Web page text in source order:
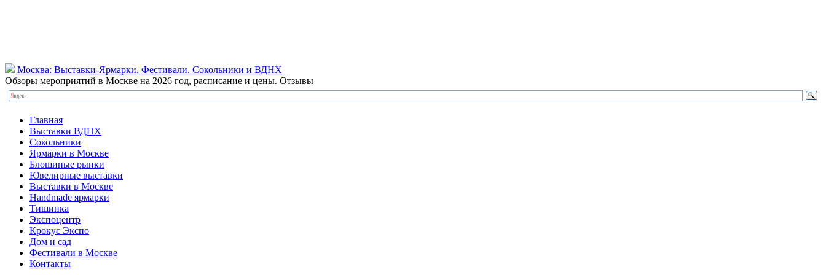
Москва: Выставки-Ярмарки, Фестивали. Сокольники и ВДНХ
Обзоры мероприятий в Москве на 2026 год, расписание и цены. Отзывы
Главная
Выставки ВДНХ
Сокольники
Ярмарки в Москве
Блошиные рынки
Ювелирные выставки
Выставки в Москве
Handmade ярмарки
Тишинка
Экспоцентр
Крокус Экспо
Дом и сад
Фестивали в Москве
Контакты